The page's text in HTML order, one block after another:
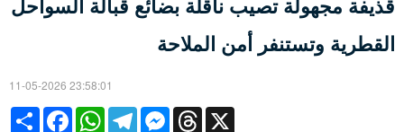
قذيفة مجهولة تصيب ناقلة بضائع قبالة السواحل
القطرية وتستنفر أمن الملاحة
11-05-2026 23:58:01
Share
FacebookWhatsAppTelegramMessengerThreads X